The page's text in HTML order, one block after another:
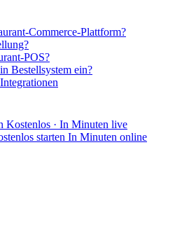
Commerce-Plattform?
POS?
Bestellsystem ein?
Kostenlos · In Minuten live
starten In Minuten online